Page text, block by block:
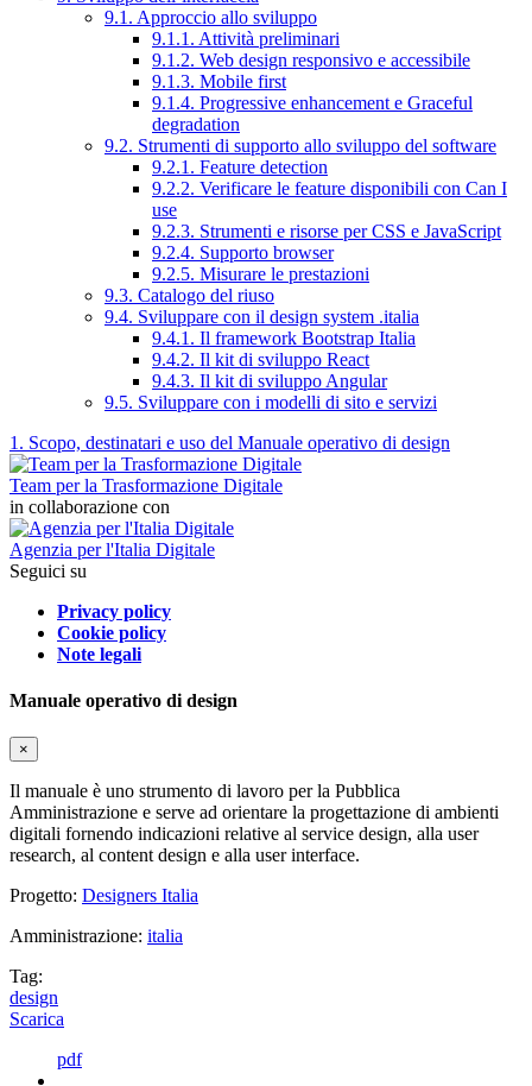
9.1. Approccio allo sviluppo
9.1.1. Attività preliminari
9.1.2. Web design responsivo e accessibile
9.1.3. Mobile first
9.1.4. Progressive enhancement e Graceful
degradation
9.2. Strumenti di supporto allo sviluppo del software
9.2.1. Feature detection
9.2.2. Verificare le feature disponibili con Can I
use
9.2.3. Strumenti e risorse per CSS e JavaScript
9.2.4. Supporto browser
9.2.5. Misurare le prestazioni
9.3. Catalogo del riuso
9.4. Sviluppare con il design system .italia
9.4.1. Il framework Bootstrap Italia
9.4.2. Il kit di sviluppo React
9.4.3. Il kit di sviluppo Angular
9.5. Sviluppare con i modelli di sito e servizi
1. Scopo, destinatari e uso del Manuale operativo di design
Team per la Trasformazione Digitale
in collaborazione con
Agenzia per l'Italia Digitale
Seguici su
Privacy policy
Cookie policy
Note legali
Manuale operativo di design
×
Il manuale è uno strumento di lavoro per la Pubblica
Amministrazione e serve ad orientare la progettazione di ambienti
digitali fornendo indicazioni relative al service design, alla user
research, al content design e alla user interface.
Progetto: Designers Italia
Amministrazione: italia
Tag:
design
Scarica
pdf